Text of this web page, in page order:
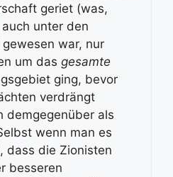
geriet (was,
unter den
war, nur
um das gesamte
ging, bevor
verdrängt
demgegenüber als
wenn man es
dass die Zionisten
besseren